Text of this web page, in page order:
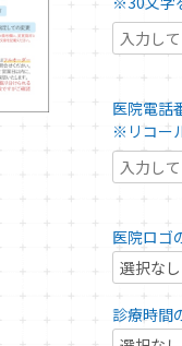
医院電話
※リコー
医院ロゴ
診療時間